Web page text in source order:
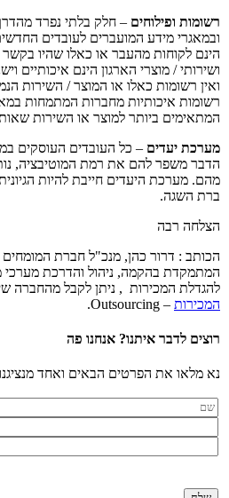
רשומות ופילוחים – חלק בלתי נפרד
ובמאגרי מידע המועברים לעובדים
הינם לקוחות מהעבר או כאלו שהיו
ושירותי / מוצרי הארגון הינם איכותיים
ואין רשומות כאלו או המוצר / השירות
רשומות איכותיות מחברות המתמחות
המתאימים ביותר למוצר או השירות
מערכת יעדים – כל העובדים העוסקים
הדבר משפר להם את רמת המוטיבציה,
מהם. מערכת היעדים חייבת להיות
ברת השגה.
הצלחה רבה
הכותב : דרור כהן, מנכ"ל חברת המומחים
המתמקדת בהקמה, ניהול והדרכת מערכי
להגדלת המכירות , ניתן לקבל מהחברה
המכירות – Outsourcing.
רוצים לדבר איתנו? אנחנו פה
נא מלאו את הפרטים הבאים ואחד